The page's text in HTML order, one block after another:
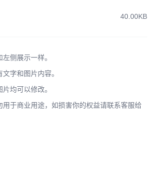
40.00KB
侧展示一样。
字和图片内容。
均可以修改。
于商业用途，如损害你的权益请联系客服给